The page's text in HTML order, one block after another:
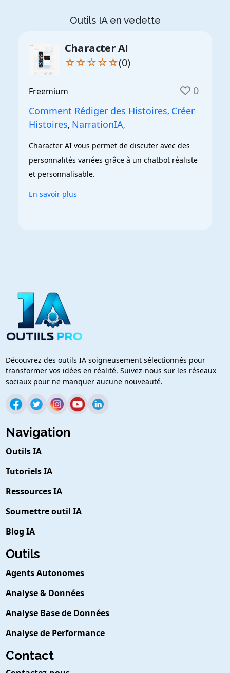
Outils IA en vedette
Character AI
☆☆☆☆☆(0)
Freemium 0
Comment Rédiger des Histoires, Créer
Histoires, NarrationIA,
Character AI vous permet de discuter avec des
personnalités variées grâce à un chatbot réaliste
et personnalisable.
En savoir plus
Découvrez des outils IA soigneusement sélectionnés pour
transformer vos idées en réalité. Suivez-nous sur les réseaux
sociaux pour ne manquer aucune nouveauté.
Navigation
Outils IA
Tutoriels IA
Ressources IA
Soumettre outil IA
Blog IA
Outils
Agents Autonomes
Analyse & Données
Analyse Base de Données
Analyse de Performance
Contact